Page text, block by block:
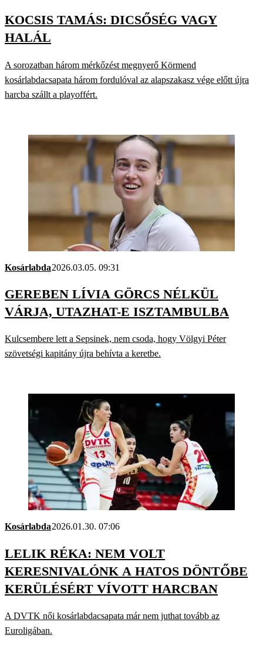
KOCSIS TAMÁS: DICSŐSÉG VAGY
HALÁL
A sorozatban három mérkőzést megnyerő Körmend
kosárlabdacsapata három fordulóval az alapszakasz vége előtt újra
harcba szállt a playoffért.
Kosárlabda2026.03.05. 09:31
GEREBEN LÍVIA GÖRCS NÉLKÜL
VÁRJA, UTAZHAT-E ISZTAMBULBA
Kulcsembere lett a Sepsinek, nem csoda, hogy Völgyi Péter
szövetségi kapitány újra behívta a keretbe.
Kosárlabda2026.01.30. 07:06
LELIK RÉKA: NEM VOLT
KERESNIVALÓNK A HATOS DÖNTŐBE
KERÜLÉSÉRT VÍVOTT HARCBAN
A DVTK női kosárlabdacsapata már nem juthat tovább az
Euroligában.